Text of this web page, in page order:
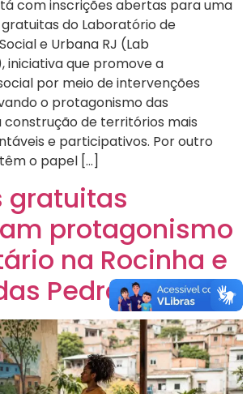
com inscrições abertas para uma
do Laboratório de
e Urbana RJ (Lab
iniciativa que promove a
por meio de intervenções
o protagonismo das
construção de territórios mais
e participativos. Por outro
o papel […]
gratuitas
protagonismo
na Rocinha e
Pedras